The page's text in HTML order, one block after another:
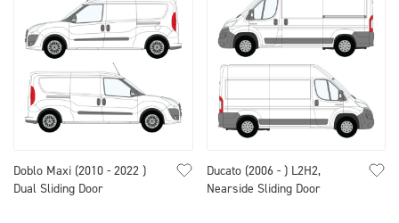
Doblo Maxi (2010 - 2022 )
Dual Sliding Door
Ducato (2006 - ) L2H2,
Nearside Sliding Door